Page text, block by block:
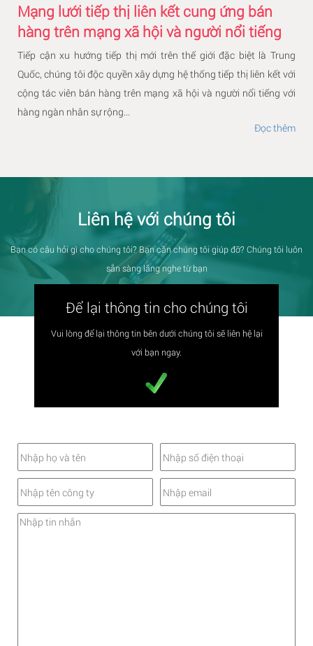
Mạng lưới tiếp thị liên kết cung ứng bán
hàng trên mạng xã hội và người nổi tiếng
Tiếp cận xu hướng tiếp thị mới trên thế giới đặc biệt là Trung
Quốc, chúng tôi độc quyền xây dựng hệ thống tiếp thị liên kết với
cộng tác viên bán hàng trên mạng xã hội và người nổi tiếng với
hàng ngàn nhân sự rộng...
Đọc thêm
Liên hệ với chúng tôi
Bạn có câu hỏi gì cho chúng tôi? Bạn cần chúng tôi giúp đỡ? Chúng tôi luôn
sẵn sàng lắng nghe từ bạn
Để lại thông tin cho chúng tôi
Vui lòng để lại thông tin bên dưới chúng tôi sẽ liên hệ lại
với bạn ngay.